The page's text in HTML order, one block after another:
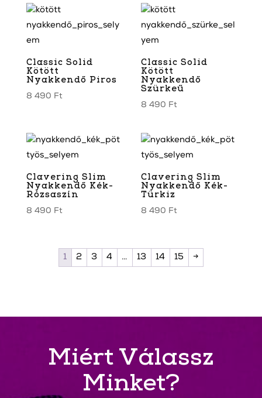
Classic Solid
Kötött
Nyakkendő Piros
8 490 Ft
Classic Solid
Kötött
Nyakkendő
Szürkeű
8 490 Ft
Clavering Slim
Nyakkendő Kék-
Rózsaszín
8 490 Ft
Clavering Slim
Nyakkendő Kék-
Türkiz
8 490 Ft
1 2 3 4 … 13 14 15 →
Miért Válassz
Minket?